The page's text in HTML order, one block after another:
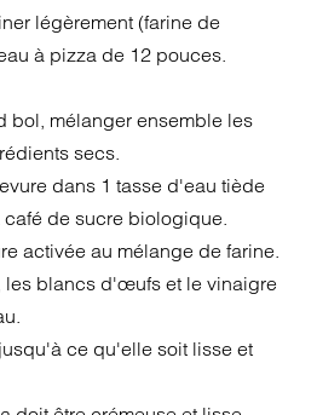
légèrement (farine de
à pizza de 12 pouces.
bol, mélanger ensemble les
secs.
dans 1 tasse d'eau tiède
de sucre biologique.
activée au mélange de farine.
les blancs d'œufs et le vinaigre
ce qu'elle soit lisse et